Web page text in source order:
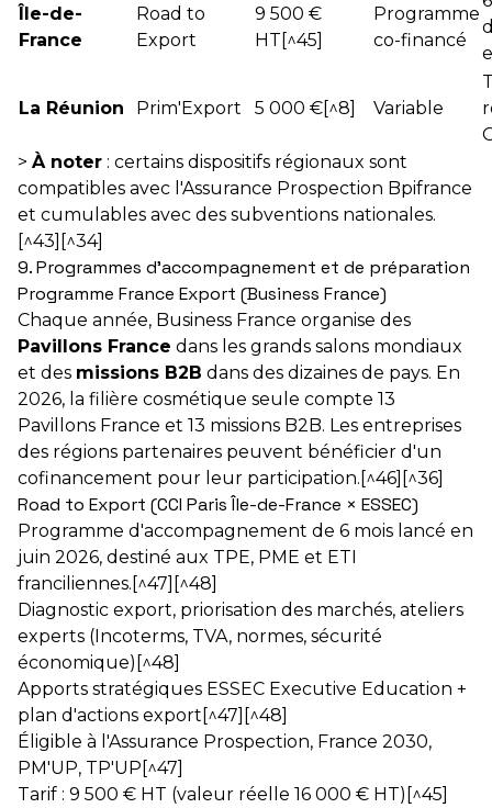
Île-de-
France
Road to
Export
9 500 €
HT[^45]
Programme
co-financé
La Réunion Prim'Export 5 000 €[^8] Variable
> À noter : certains dispositifs régionaux sont
compatibles avec l'Assurance Prospection Bpifrance
et cumulables avec des subventions nationales.
[^43][^34]
9. Programmes d'accompagnement et de préparation
Programme France Export (Business France)
Chaque année, Business France organise des
Pavillons France dans les grands salons mondiaux
et des missions B2B dans des dizaines de pays. En
2026, la filière cosmétique seule compte 13
Pavillons France et 13 missions B2B. Les entreprises
des régions partenaires peuvent bénéficier d'un
cofinancement pour leur participation.[^46][^36]
Road to Export (CCI Paris Île-de-France × ESSEC)
Programme d'accompagnement de 6 mois lancé en
juin 2026, destiné aux TPE, PME et ETI
franciliennes.[^47][^48]
Diagnostic export, priorisation des marchés, ateliers
experts (Incoterms, TVA, normes, sécurité
économique)[^48]
Apports stratégiques ESSEC Executive Education +
plan d'actions export[^47][^48]
Éligible à l'Assurance Prospection, France 2030,
PM'UP, TP'UP[^47]
Tarif : 9 500 € HT (valeur réelle 16 000 € HT)[^45]